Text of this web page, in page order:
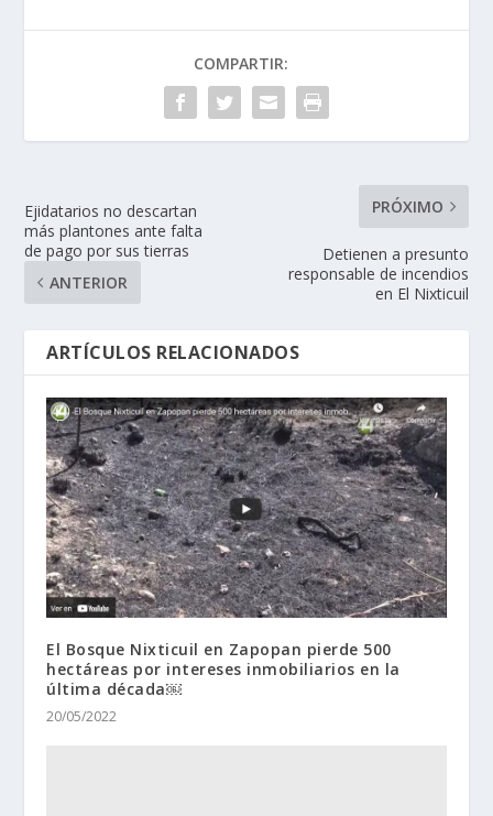
COMPARTIR:
Ejidatarios no descartan
más plantones ante falta
de pago por sus tierras
ANTERIOR
PRÓXIMO
Detienen a presunto
responsable de incendios
en El Nixticuil
ARTÍCULOS RELACIONADOS
El Bosque Nixticuil en Zapopan pierde 500
hectáreas por intereses inmobiliarios en la
última década￼
20/05/2022